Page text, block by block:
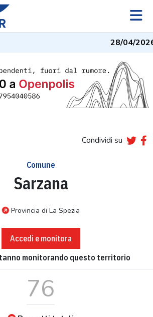
28/04/2026
Condividi su
Comune
Sarzana
Provincia di La Spezia
Accedi e monitora
monitorando questo territorio
76